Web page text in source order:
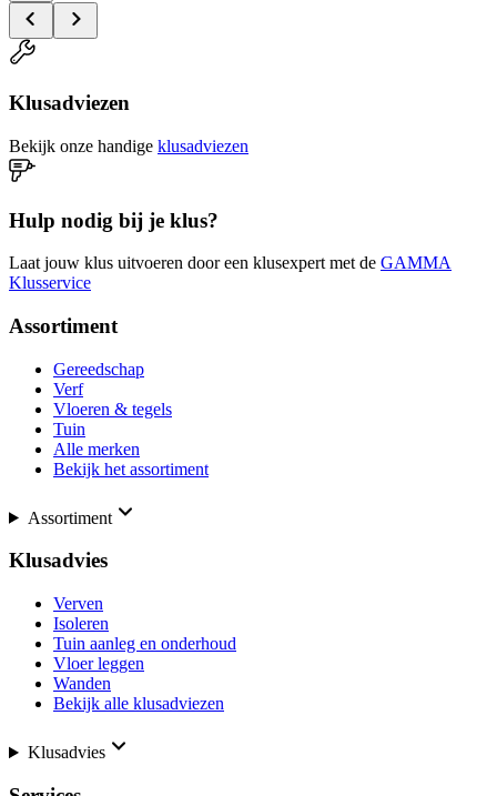
Klusadviezen
Bekijk onze handige klusadviezen
Hulp nodig bij je klus?
Laat jouw klus uitvoeren door een klusexpert met de GAMMA
Klusservice
Assortiment
Gereedschap
Verf
Vloeren & tegels
Tuin
Alle merken
Bekijk het assortiment
Assortiment
Klusadvies
Verven
Isoleren
Tuin aanleg en onderhoud
Vloer leggen
Wanden
Bekijk alle klusadviezen
Klusadvies